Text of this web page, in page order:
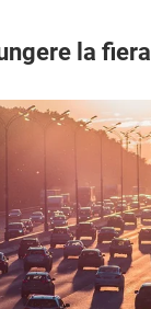
la fiera